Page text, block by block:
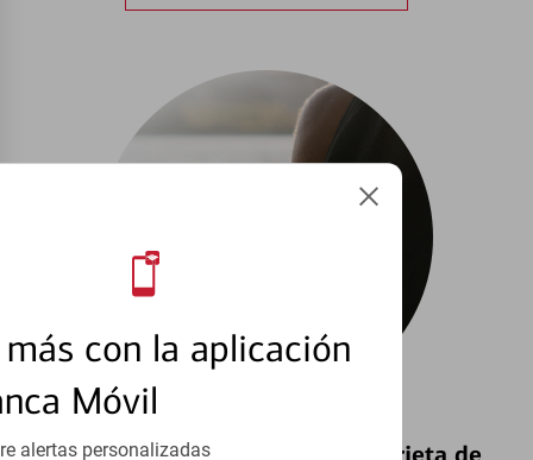
con la aplicación
Móvil
alertas personalizadas